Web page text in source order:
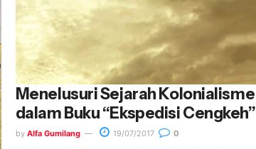
Menelusuri Sejarah Kolonialisme
dalam Buku “Ekspedisi Cengkeh”
by Alfa Gumilang 19/07/2017 0